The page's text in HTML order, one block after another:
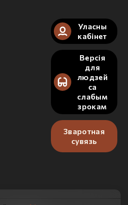
Уласны
кабінет
Версія
для
людзей
са
слабым
зрокам
Зваротная
сувязь